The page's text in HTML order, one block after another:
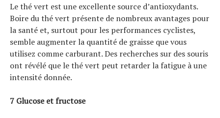
Le thé vert est une excellente source d’antioxydants.
Boire du thé vert présente de nombreux avantages pour
la santé et, surtout pour les performances cyclistes,
semble augmenter la quantité de graisse que vous
utilisez comme carburant. Des recherches sur des souris
ont révélé que le thé vert peut retarder la fatigue à une
intensité donnée.
7 Glucose et fructose